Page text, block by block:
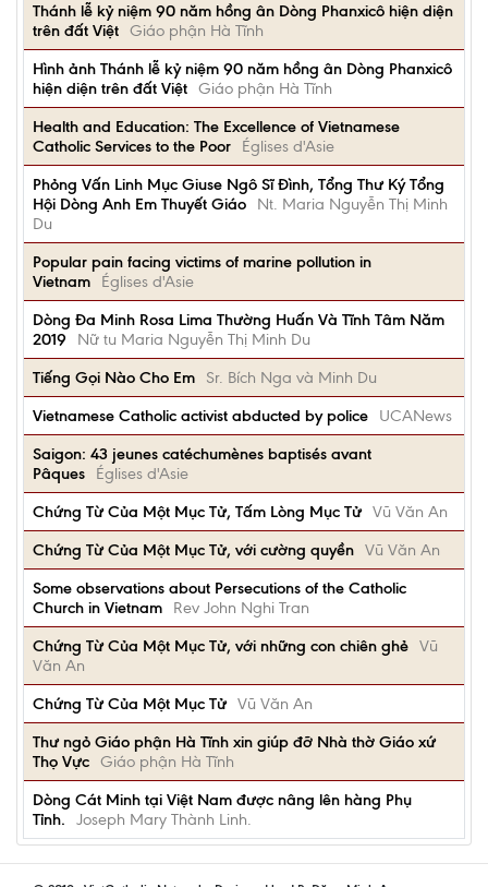
Thánh lễ kỷ niệm 90 năm hồng ân Dòng Phanxicô hiện diện
trên đất Việt Giáo phận Hà Tĩnh
Hình ảnh Thánh lễ kỷ niệm 90 năm hồng ân Dòng Phanxicô
hiện diện trên đất Việt Giáo phận Hà Tĩnh
Health and Education: The Excellence of Vietnamese
Catholic Services to the Poor
Églises d'Asie
Phỏng Vấn Linh Mục Giuse Ngô Sĩ Đình, Tổng Thư Ký Tổng
Hội Dòng Anh Em Thuyết Giáo
Nt. Maria Nguyễn Thị Minh
Du
Popular pain facing victims of marine pollution in
Vietnam
Églises d'Asie
Dòng Đa Minh Rosa Lima Thường Huấn Và Tĩnh Tâm Năm
2019
Nữ tu Maria Nguyễn Thị Minh Du
Tiếng Gọi Nào Cho Em
Sr. Bích Nga và Minh Du
Vietnamese Catholic activist abducted by police
UCANews
Saigon: 43 jeunes catéchumènes baptisés avant
Pâques
Églises d'Asie
Chứng Từ Của Một Mục Tử, Tấm Lòng Mục Tử Vũ Văn An
Chứng Từ Của Một Mục Tử, với cường quyền Vũ Văn An
Some observations about Persecutions of the Catholic
Church in Vietnam
Rev John Nghi Tran
Chứng Từ Của Một Mục Tử, với những con chiên ghẻ Vũ
Văn An
Chứng Từ Của Một Mục Tử Vũ Văn An
Thư ngỏ Giáo phận Hà Tĩnh xin giúp đỡ Nhà thờ Giáo xứ
Thọ Vực Giáo phận Hà Tĩnh
Dòng Cát Minh tại Việt Nam được nâng lên hàng Phụ
Tỉnh.
Joseph Mary Thành Linh.